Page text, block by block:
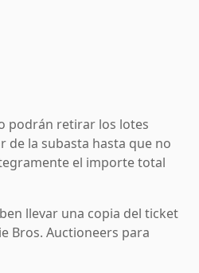
podrán retirar los lotes
de la subasta hasta que no
el importe total
llevar una copia del ticket
Bros. Auctioneers para